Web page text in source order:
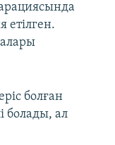
етілген.
болған
болады, ал